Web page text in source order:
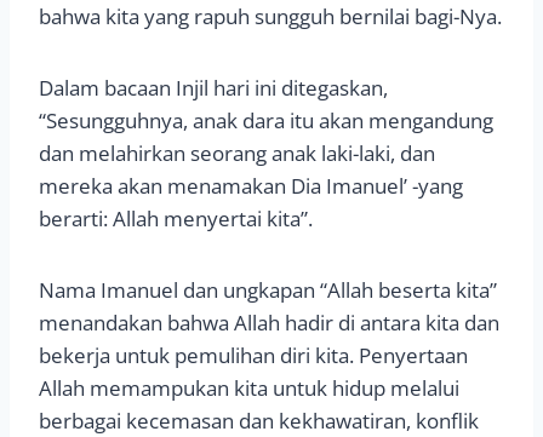
bahwa kita yang rapuh sungguh bernilai bagi-Nya.
Dalam bacaan Injil hari ini ditegaskan,
“Sesungguhnya, anak dara itu akan mengandung
dan melahirkan seorang anak laki-laki, dan
mereka akan menamakan Dia Imanuel’ -yang
berarti: Allah menyertai kita”.
Nama Imanuel dan ungkapan “Allah beserta kita”
menandakan bahwa Allah hadir di antara kita dan
bekerja untuk pemulihan diri kita. Penyertaan
Allah memampukan kita untuk hidup melalui
berbagai kecemasan dan kekhawatiran, konflik